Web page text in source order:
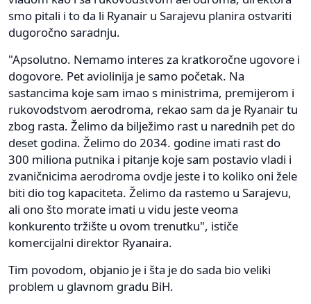
smo pitali i to da li Ryanair u Sarajevu planira ostvariti
dugoročno saradnju.
"Apsolutno. Nemamo interes za kratkoročne ugovore i
dogovore. Pet aviolinija je samo početak. Na
sastancima koje sam imao s ministrima, premijerom i
rukovodstvom aerodroma, rekao sam da je Ryanair tu
zbog rasta. Želimo da bilježimo rast u narednih pet do
deset godina. Želimo do 2034. godine imati rast do
300 miliona putnika i pitanje koje sam postavio vladi i
zvaničnicima aerodroma ovdje jeste i to koliko oni žele
biti dio tog kapaciteta. Želimo da rastemo u Sarajevu,
ali ono što morate imati u vidu jeste veoma
konkurento tržište u ovom trenutku", ističe
komercijalni direktor Ryanaira.
Tim povodom, objanio je i šta je do sada bio veliki
problem u glavnom gradu BiH.